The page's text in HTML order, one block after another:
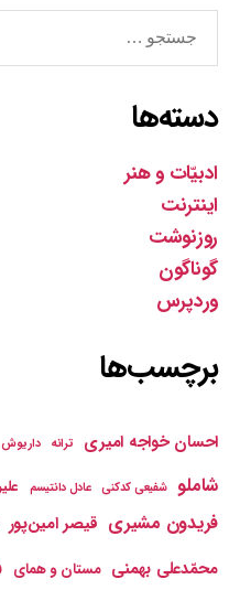
دسته‌ها
ادبیّات و هنر
اینترنت
روزنوشت
گوناگون
وردپرس
برچسب‌ها
احسان خواجه امیری ترانه داریوش
شاملو شفیعی کدکنی عادل دانتیسم
فریدون مشیری قیصر امین‌پور
محمّدعلی بهمنی مستان و همای